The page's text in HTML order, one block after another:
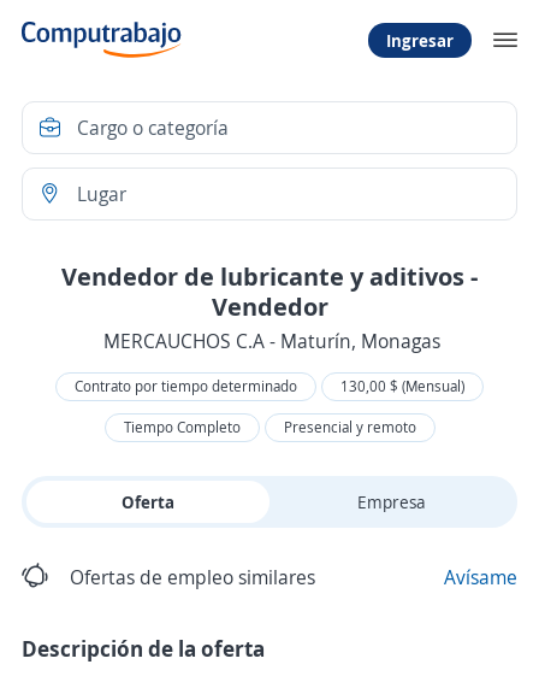
Ingresar
Vendedor de lubricante y aditivos -
Vendedor
MERCAUCHOS C.A - Maturín, Monagas
Contrato por tiempo determinado
130,00 $ (Mensual)
Tiempo Completo
Presencial y remoto
Oferta Empresa
Ofertas de empleo similares Avísame
Descripción de la oferta